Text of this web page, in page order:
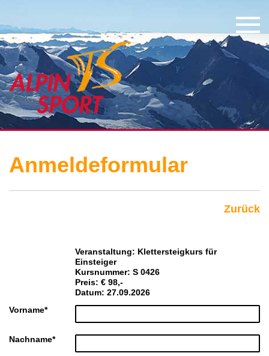
Anmeldeformular
Zurück
Veranstaltung: Klettersteigkurs für
Einsteiger
Kursnummer: S 0426
Preis: € 98,-
Datum: 27.09.2026
Vorname*
Nachname*